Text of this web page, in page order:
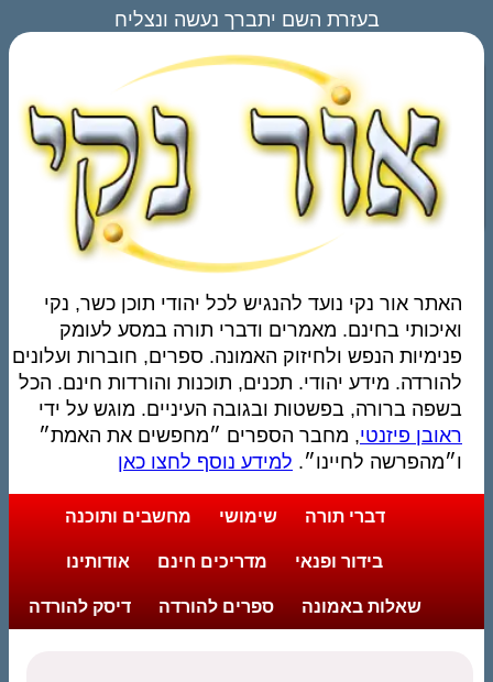
בעזרת השם יתברך נעשה ונצליח
אור נקי נועד להנגיש לכל יהודי תוכן כשר, נקי
בחינם. מאמרים ודברי תורה במסע לעומק
הנפש ולחיזוק האמונה. ספרים, חוברות ועלונים
מידע יהודי. תכנים, תוכנות והורדות חינם. הכל
ברורה, בפשטות ובגובה העיניים. מוגש על ידי
פיזנטי, מחבר הספרים ״מחפשים את האמת״
לחיינו״.למידע נוסף לחצו כאן
דברי תורה שימושי מחשבים ותוכנה
בידור ופנאי מדריכים חינם אודותינו
שאלות באמונה ספרים להורדה דיסק להורדה